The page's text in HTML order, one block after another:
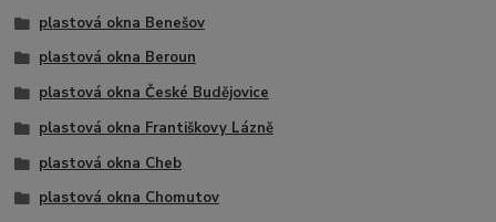
plastová okna Benešov
plastová okna Beroun
plastová okna České Budějovice
plastová okna Františkovy Lázně
plastová okna Cheb
plastová okna Chomutov